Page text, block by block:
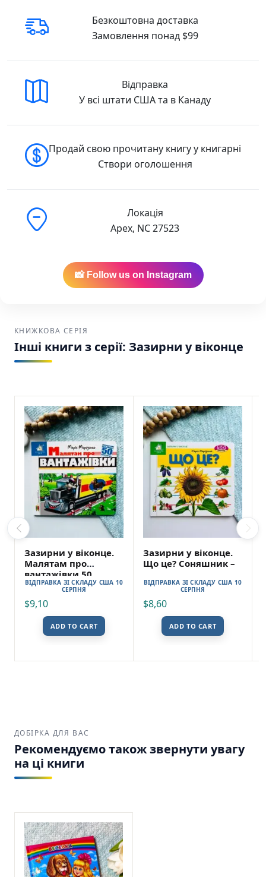
Безкоштовна доставка
Замовлення понад $99
Відправка
У всі штати США та в Канаду
Продай свою прочитану книгу у книгарні
Створи оголошення
Локація
Apex, NC 27523
📸 Follow us on Instagram
КНИЖКОВА СЕРІЯ
Інші книги з серії: Зазирни у віконце
Зазирни у віконце.
Малятам про
вантажівки 50
віконець – Книжкова
ВІДПРАВКА ЗІ СКЛАДУ США 10
СЕРПНЯ
$9,10
ADD TO CART
Зазирни у віконце.
Що це? Соняшник –
ВІДПРАВКА ЗІ СКЛАДУ США 10
СЕРПНЯ
$8,60
ADD TO CART
ДОБІРКА ДЛЯ ВАС
Рекомендуємо також звернути увагу
на ці книги